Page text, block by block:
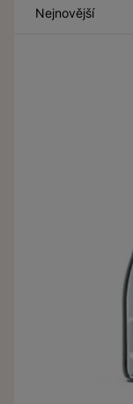
Nejnovější